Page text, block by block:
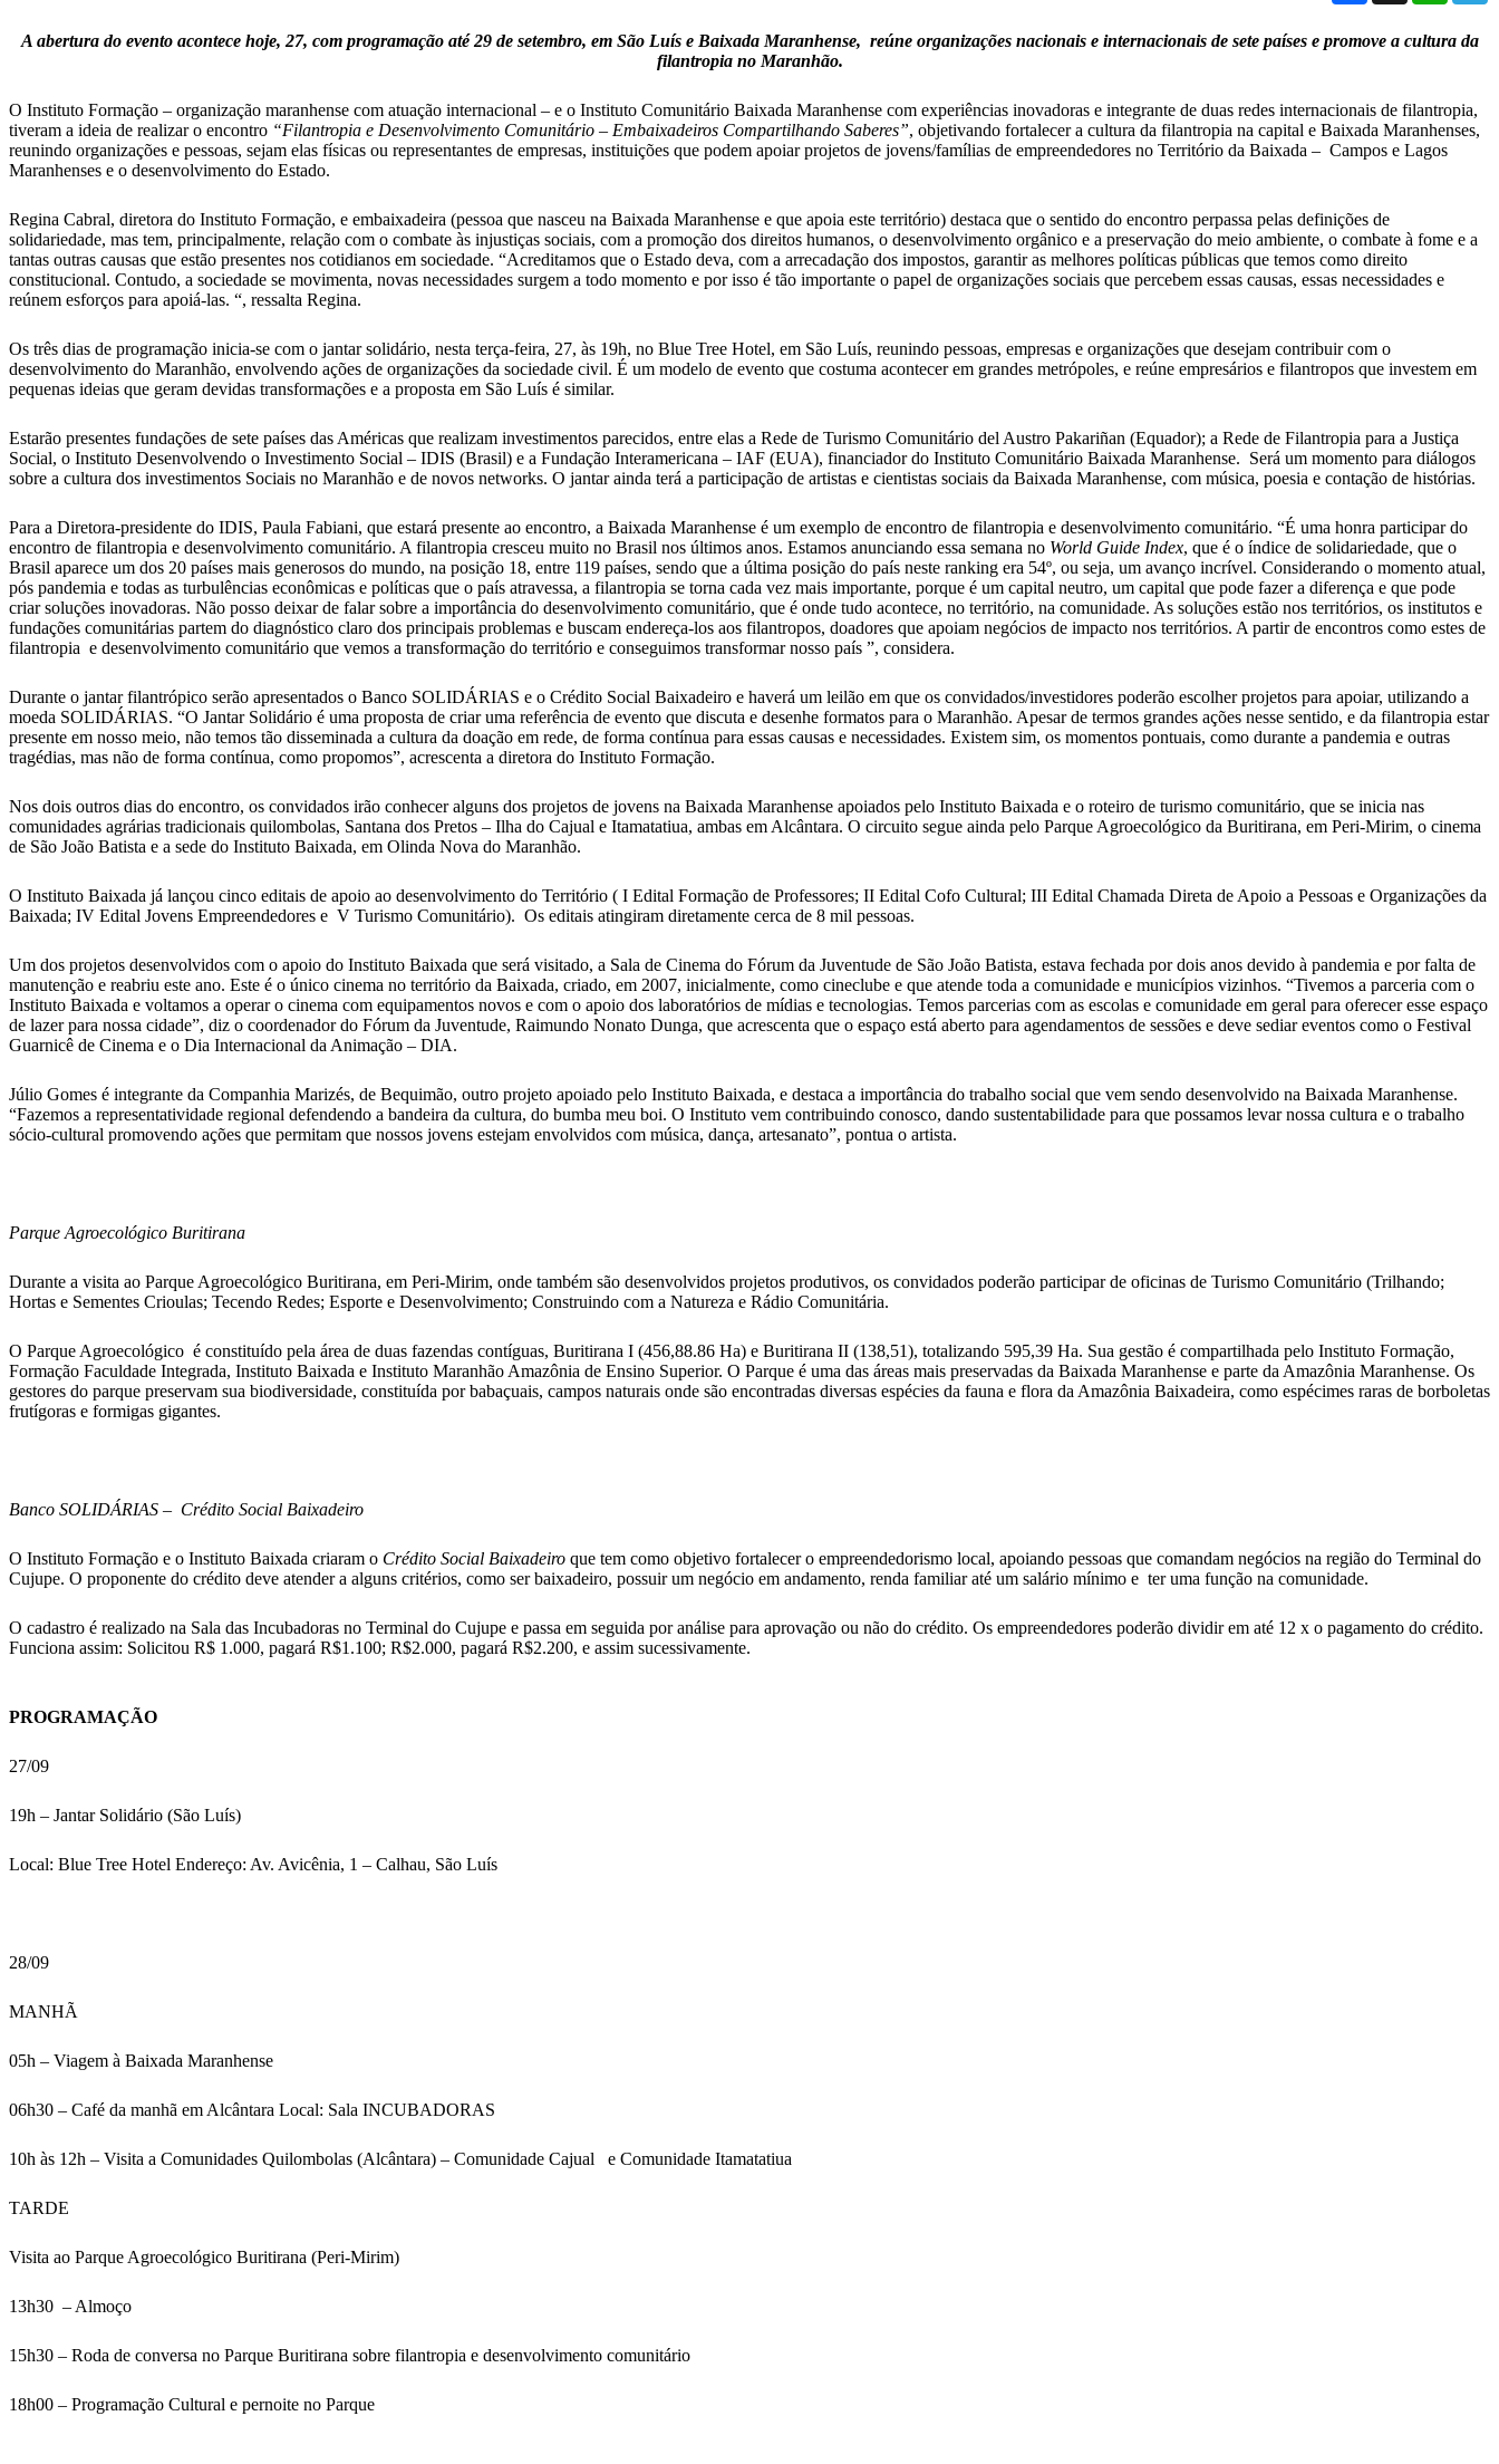
A abertura do evento acontece hoje, 27, com programação até 29 de setembro, em São Luís e Baixada Maranhense, reúne organizações nacionais e internacionais de sete países e promove a cultura da
filantropia no Maranhão.
O Instituto Formação – organização maranhense com atuação internacional – e o Instituto Comunitário Baixada Maranhense com experiências inovadoras e integrante de duas redes internacionais de filantropia,
tiveram a ideia de realizar o encontro “Filantropia e Desenvolvimento Comunitário – Embaixadeiros Compartilhando Saberes”, objetivando fortalecer a cultura da filantropia na capital e Baixada Maranhenses,
reunindo organizações e pessoas, sejam elas físicas ou representantes de empresas, instituições que podem apoiar projetos de jovens/famílias de empreendedores no Território da Baixada – Campos e Lagos
Maranhenses e o desenvolvimento do Estado.
Regina Cabral, diretora do Instituto Formação, e embaixadeira (pessoa que nasceu na Baixada Maranhense e que apoia este território) destaca que o sentido do encontro perpassa pelas definições de
solidariedade, mas tem, principalmente, relação com o combate às injustiças sociais, com a promoção dos direitos humanos, o desenvolvimento orgânico e a preservação do meio ambiente, o combate à fome e a
tantas outras causas que estão presentes nos cotidianos em sociedade. “Acreditamos que o Estado deva, com a arrecadação dos impostos, garantir as melhores políticas públicas que temos como direito
constitucional. Contudo, a sociedade se movimenta, novas necessidades surgem a todo momento e por isso é tão importante o papel de organizações sociais que percebem essas causas, essas necessidades e
reúnem esforços para apoiá-las. “, ressalta Regina.
Os três dias de programação inicia-se com o jantar solidário, nesta terça-feira, 27, às 19h, no Blue Tree Hotel, em São Luís, reunindo pessoas, empresas e organizações que desejam contribuir com o
desenvolvimento do Maranhão, envolvendo ações de organizações da sociedade civil. É um modelo de evento que costuma acontecer em grandes metrópoles, e reúne empresários e filantropos que investem em
pequenas ideias que geram devidas transformações e a proposta em São Luís é similar.
Estarão presentes fundações de sete países das Américas que realizam investimentos parecidos, entre elas a Rede de Turismo Comunitário del Austro Pakariñan (Equador); a Rede de Filantropia para a Justiça
Social, o Instituto Desenvolvendo o Investimento Social – IDIS (Brasil) e a Fundação Interamericana – IAF (EUA), financiador do Instituto Comunitário Baixada Maranhense. Será um momento para diálogos
sobre a cultura dos investimentos Sociais no Maranhão e de novos networks. O jantar ainda terá a participação de artistas e cientistas sociais da Baixada Maranhense, com música, poesia e contação de histórias.
Para a Diretora-presidente do IDIS, Paula Fabiani, que estará presente ao encontro, a Baixada Maranhense é um exemplo de encontro de filantropia e desenvolvimento comunitário. “É uma honra participar do
encontro de filantropia e desenvolvimento comunitário. A filantropia cresceu muito no Brasil nos últimos anos. Estamos anunciando essa semana no World Guide Index, que é o índice de solidariedade, que o
Brasil aparece um dos 20 países mais generosos do mundo, na posição 18, entre 119 países, sendo que a última posição do país neste ranking era 54º, ou seja, um avanço incrível. Considerando o momento atual,
pós pandemia e todas as turbulências econômicas e políticas que o país atravessa, a filantropia se torna cada vez mais importante, porque é um capital neutro, um capital que pode fazer a diferença e que pode
criar soluções inovadoras. Não posso deixar de falar sobre a importância do desenvolvimento comunitário, que é onde tudo acontece, no território, na comunidade. As soluções estão nos territórios, os institutos e
fundações comunitárias partem do diagnóstico claro dos principais problemas e buscam endereça-los aos filantropos, doadores que apoiam negócios de impacto nos territórios. A partir de encontros como estes de
filantropia e desenvolvimento comunitário que vemos a transformação do território e conseguimos transformar nosso país ”, considera.
Durante o jantar filantrópico serão apresentados o Banco SOLIDÁRIAS e o Crédito Social Baixadeiro e haverá um leilão em que os convidados/investidores poderão escolher projetos para apoiar, utilizando a
moeda SOLIDÁRIAS. “O Jantar Solidário é uma proposta de criar uma referência de evento que discuta e desenhe formatos para o Maranhão. Apesar de termos grandes ações nesse sentido, e da filantropia estar
presente em nosso meio, não temos tão disseminada a cultura da doação em rede, de forma contínua para essas causas e necessidades. Existem sim, os momentos pontuais, como durante a pandemia e outras
tragédias, mas não de forma contínua, como propomos”, acrescenta a diretora do Instituto Formação.
Nos dois outros dias do encontro, os convidados irão conhecer alguns dos projetos de jovens na Baixada Maranhense apoiados pelo Instituto Baixada e o roteiro de turismo comunitário, que se inicia nas
comunidades agrárias tradicionais quilombolas, Santana dos Pretos – Ilha do Cajual e Itamatatiua, ambas em Alcântara. O circuito segue ainda pelo Parque Agroecológico da Buritirana, em Peri-Mirim, o cinema
de São João Batista e a sede do Instituto Baixada, em Olinda Nova do Maranhão.
O Instituto Baixada já lançou cinco editais de apoio ao desenvolvimento do Território ( I Edital Formação de Professores; II Edital Cofo Cultural; III Edital Chamada Direta de Apoio a Pessoas e Organizações da
Baixada; IV Edital Jovens Empreendedores e V Turismo Comunitário). Os editais atingiram diretamente cerca de 8 mil pessoas.
Um dos projetos desenvolvidos com o apoio do Instituto Baixada que será visitado, a Sala de Cinema do Fórum da Juventude de São João Batista, estava fechada por dois anos devido à pandemia e por falta de
manutenção e reabriu este ano. Este é o único cinema no território da Baixada, criado, em 2007, inicialmente, como cineclube e que atende toda a comunidade e municípios vizinhos. “Tivemos a parceria com o
Instituto Baixada e voltamos a operar o cinema com equipamentos novos e com o apoio dos laboratórios de mídias e tecnologias. Temos parcerias com as escolas e comunidade em geral para oferecer esse espaço
de lazer para nossa cidade”, diz o coordenador do Fórum da Juventude, Raimundo Nonato Dunga, que acrescenta que o espaço está aberto para agendamentos de sessões e deve sediar eventos como o Festival
Guarnicê de Cinema e o Dia Internacional da Animação – DIA.
Júlio Gomes é integrante da Companhia Marizés, de Bequimão, outro projeto apoiado pelo Instituto Baixada, e destaca a importância do trabalho social que vem sendo desenvolvido na Baixada Maranhense.
“Fazemos a representatividade regional defendendo a bandeira da cultura, do bumba meu boi. O Instituto vem contribuindo conosco, dando sustentabilidade para que possamos levar nossa cultura e o trabalho
sócio-cultural promovendo ações que permitam que nossos jovens estejam envolvidos com música, dança, artesanato”, pontua o artista.
Parque Agroecológico Buritirana
Durante a visita ao Parque Agroecológico Buritirana, em Peri-Mirim, onde também são desenvolvidos projetos produtivos, os convidados poderão participar de oficinas de Turismo Comunitário (Trilhando;
Hortas e Sementes Crioulas; Tecendo Redes; Esporte e Desenvolvimento; Construindo com a Natureza e Rádio Comunitária.
O Parque Agroecológico é constituído pela área de duas fazendas contíguas, Buritirana I (456,88.86 Ha) e Buritirana II (138,51), totalizando 595,39 Ha. Sua gestão é compartilhada pelo Instituto Formação,
Formação Faculdade Integrada, Instituto Baixada e Instituto Maranhão Amazônia de Ensino Superior. O Parque é uma das áreas mais preservadas da Baixada Maranhense e parte da Amazônia Maranhense. Os
gestores do parque preservam sua biodiversidade, constituída por babaçuais, campos naturais onde são encontradas diversas espécies da fauna e flora da Amazônia Baixadeira, como espécimes raras de borboletas
frutígoras e formigas gigantes.
Banco SOLIDÁRIAS – Crédito Social Baixadeiro
O Instituto Formação e o Instituto Baixada criaram o Crédito Social Baixadeiro que tem como objetivo fortalecer o empreendedorismo local, apoiando pessoas que comandam negócios na região do Terminal do
Cujupe. O proponente do crédito deve atender a alguns critérios, como ser baixadeiro, possuir um negócio em andamento, renda familiar até um salário mínimo e ter uma função na comunidade.
O cadastro é realizado na Sala das Incubadoras no Terminal do Cujupe e passa em seguida por análise para aprovação ou não do crédito. Os empreendedores poderão dividir em até 12 x o pagamento do crédito.
Funciona assim: Solicitou R$ 1.000, pagará R$1.100; R$2.000, pagará R$2.200, e assim sucessivamente.
PROGRAMAÇÃO
27/09
19h – Jantar Solidário (São Luís)
Local: Blue Tree Hotel Endereço: Av. Avicênia, 1 – Calhau, São Luís
28/09
MANHÃ
05h – Viagem à Baixada Maranhense
06h30 – Café da manhã em Alcântara Local: Sala INCUBADORAS
10h às 12h – Visita a Comunidades Quilombolas (Alcântara) – Comunidade Cajual e Comunidade Itamatatiua
TARDE
Visita ao Parque Agroecológico Buritirana (Peri-Mirim)
13h30 – Almoço
15h30 – Roda de conversa no Parque Buritirana sobre filantropia e desenvolvimento comunitário
18h00 – Programação Cultural e pernoite no Parque